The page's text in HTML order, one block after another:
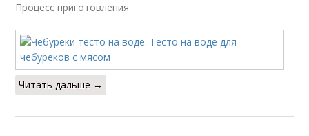
Процесс приготовления:
Читать дальше →